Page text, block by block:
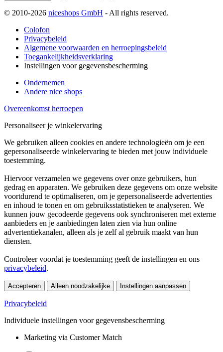
© 2010-2026 niceshops GmbH - All rights reserved.
Colofon
Privacybeleid
Algemene voorwaarden en herroepingsbeleid
Toegankelijkheidsverklaring
Instellingen voor gegevensbescherming
Ondernemen
Andere nice shops
Overeenkomst herroepen
Personaliseer je winkelervaring
We gebruiken alleen cookies en andere technologieën om je een
gepersonaliseerde winkelervaring te bieden met jouw individuele
toestemming.
Hiervoor verzamelen we gegevens over onze gebruikers, hun
gedrag en apparaten. We gebruiken deze gegevens om onze website
voortdurend te optimaliseren, om je gepersonaliseerde advertenties
en inhoud te tonen en om gebruiksstatistieken te analyseren. We
kunnen jouw gecodeerde gegevens ook synchroniseren met externe
aanbieders en je aanbiedingen laten zien via hun online
advertentiekanalen, alleen als je zelf al gebruik maakt van hun
diensten.
Controleer voordat je toestemming geeft de instellingen en ons
privacybeleid.
Accepteren Alleen noodzakelijke Instellingen aanpassen
Privacybeleid
Individuele instellingen voor gegevensbescherming
Marketing via Customer Match